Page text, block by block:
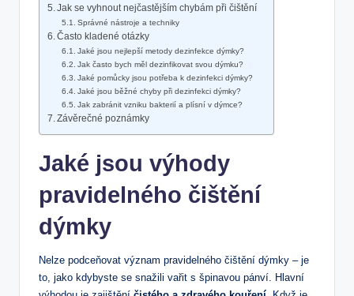
Jak se vyhnout nejčastějším chybám při čištění
Správné nástroje a techniky
Často kladené otázky
Jaké jsou nejlepší metody dezinfekce dýmky?
Jak často bych měl dezinfikovat svou dýmku?
Jaké pomůcky jsou potřeba k dezinfekci dýmky?
Jaké jsou běžné chyby při dezinfekci dýmky?
Jak zabránit vzniku bakterií a plísní v dýmce?
Závěrečné poznámky
Jaké jsou výhody
pravidelného čištění
dýmky
Nelze podceňovat význam pravidelného čištění dýmky – je
to, jako kdybyste se snažili vařit s špinavou pánví. Hlavní